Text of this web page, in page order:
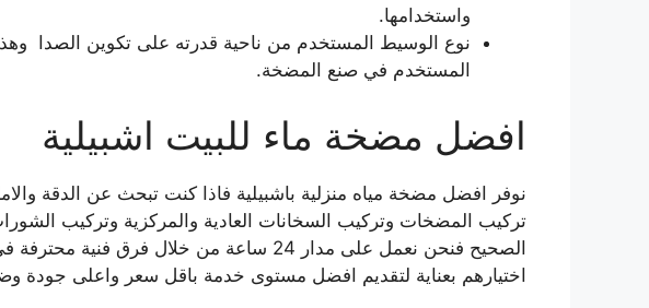
واستخدامها.
نوع الوسيط المستخدم من ناحية قدرته على تكوين الصدا
المستخدم في صنع المضخة.
افضل مضخة ماء للبيت اشبيلية
نوفر افضل مضخة مياه منزلية باشبيلية فاذا كنت تبحث عن الدقة
تركيب المضخات وتركيب السخانات العادية والمركزية وتركيب
الصحيح فنحن نعمل على مدار 24 ساعة من خلال
اختيارهم بعناية لتقديم افضل مستوى خدمة باقل سعر واعلى جودة